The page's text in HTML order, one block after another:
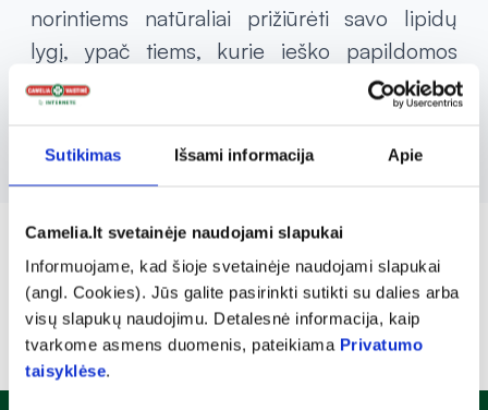
Sutikimas Išsami informacija Apie
Camelia.lt svetainėje naudojami slapukai
Informuojame, kad šioje svetainėje naudojami slapukai
(angl. Cookies). Jūs galite pasirinkti sutikti su dalies arba
visų slapukų naudojimu. Detalesnė informacija, kaip
tvarkome asmens duomenis, pateikiama Privatumo
taisyklėse.
norintiems natūraliai prižiūrėti savo lipidų
lygį, ypač tiems, kurie ieško papildomos
pagalbos širdies ir kraujagyslių sistemos